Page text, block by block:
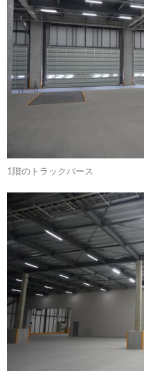
1階のトラックバース